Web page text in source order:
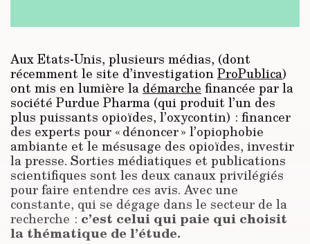
Aux Etats-Unis, plusieurs médias, (dont
récemment le site d’investigationProPublica)
ont mis en lumière la démarche financée par la
société Purdue Pharma (qui produit l’un des
plus puissants opioïdes, l’oxycontin) : financer
des experts pour « dénoncer » l’opiophobie
ambiante et le mésusage des opioïdes, investir
la presse. Sorties médiatiques et publications
scientifiques sont les deux canaux privilégiés
pour faire entendre ces avis. Avec une
constante, qui se dégage dans le secteur de la
recherche : c’est celui qui paie qui choisit
la thématique de l’étude.